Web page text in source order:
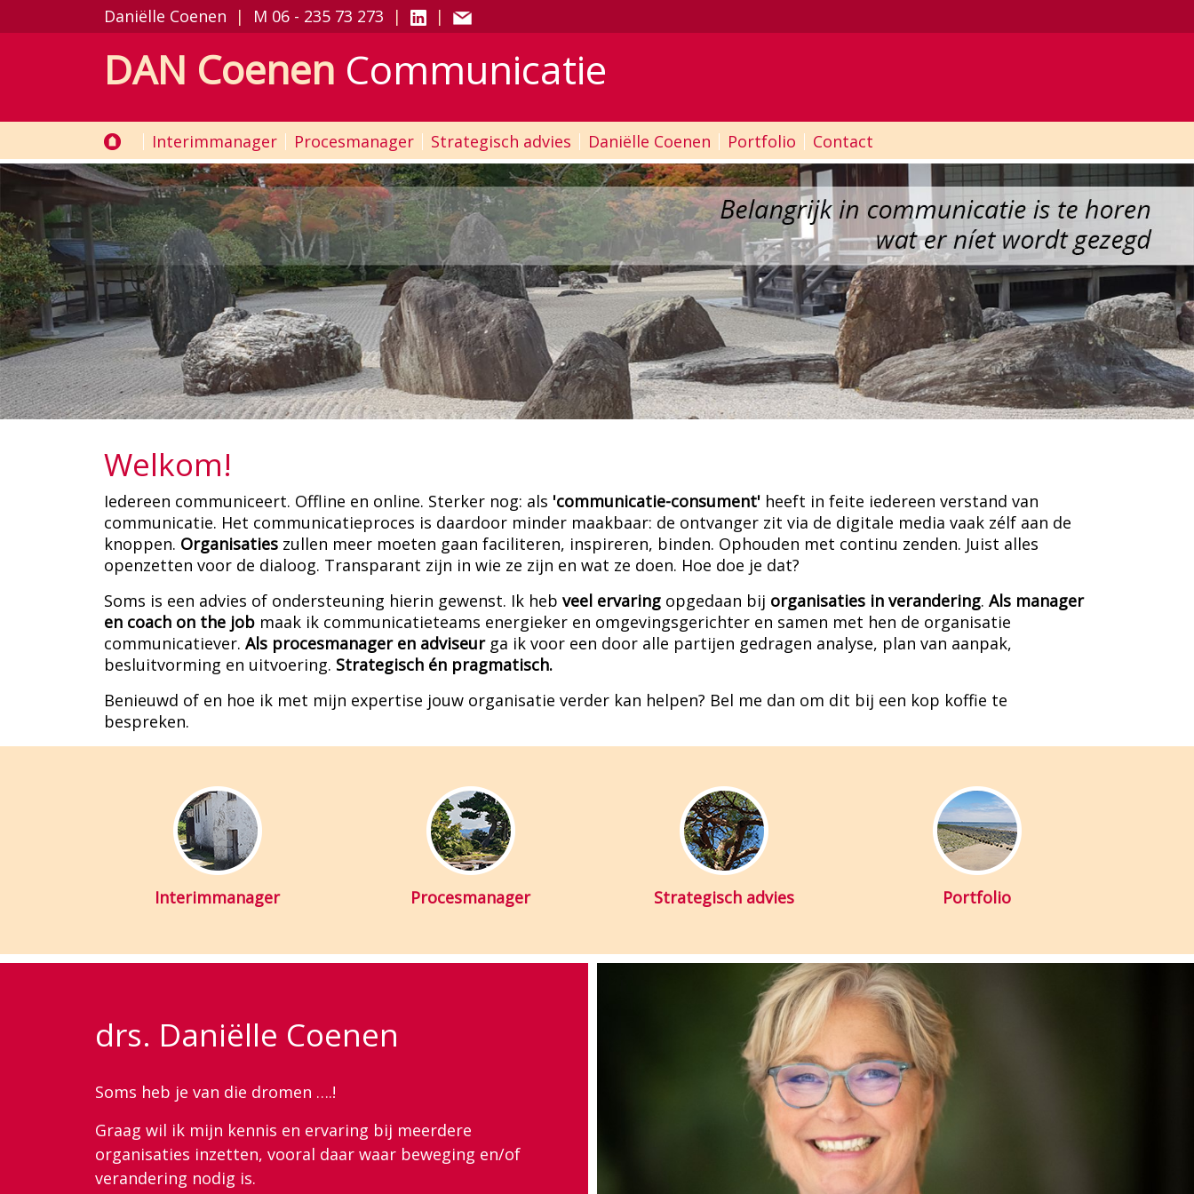
Daniëlle Coenen | M 06 - 235 73 273 | |
DAN Coenen Communicatie
Interimmanager Procesmanager Strategisch advies Daniëlle Coenen Portfolio Contact
Welkom!
Iedereen communiceert. Offline en online. Sterker nog: als 'communicatie-consument' heeft in feite iedereen verstand van
communicatie. Het communicatieproces is daardoor minder maakbaar: de ontvanger zit via de digitale media vaak zélf aan de
knoppen. Organisaties zullen meer moeten gaan faciliteren, inspireren, binden. Ophouden met continu zenden. Juist alles
openzetten voor de dialoog. Transparant zijn in wie ze zijn en wat ze doen. Hoe doe je dat?
Soms is een advies of ondersteuning hierin gewenst. Ik heb veel ervaring opgedaan bij organisaties in verandering. Als manager
en coach on the job maak ik communicatieteams energieker en omgevingsgerichter en samen met hen de organisatie
communicatiever. Als procesmanager en adviseurga ik voor een door alle partijen gedragen analyse, plan van aanpak,
besluitvorming en uitvoering. Strategisch én pragmatisch.
Benieuwd of en hoe ik met mijn expertise jouw organisatie verder kan helpen? Bel me dan om dit bij een kop koffie te
bespreken.
Interimmanager Procesmanager Strategisch advies Portfolio
drs. Daniëlle Coenen
Soms heb je van die dromen ….!
Graag wil ik mijn kennis en ervaring bij meerdere
organisaties inzetten, vooral daar waar beweging en/of
verandering nodig is.